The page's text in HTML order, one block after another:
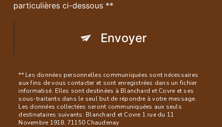
particulières ci-dessous **
Envoyer
** Les données personnelles communiquées sont nécessaires
aux fins de vous contacter et sont enregistrées dans un fichier
informatisé. Elles sont destinées à Blanchard et Covre et ses
sous-traitants dans le seul but de répondre à votre message.
Les données collectées seront communiquées aux seuls
destinataires suivants: Blanchard et Covre 1 rue du 11
Novembre 1918, 71150 Chaudenay